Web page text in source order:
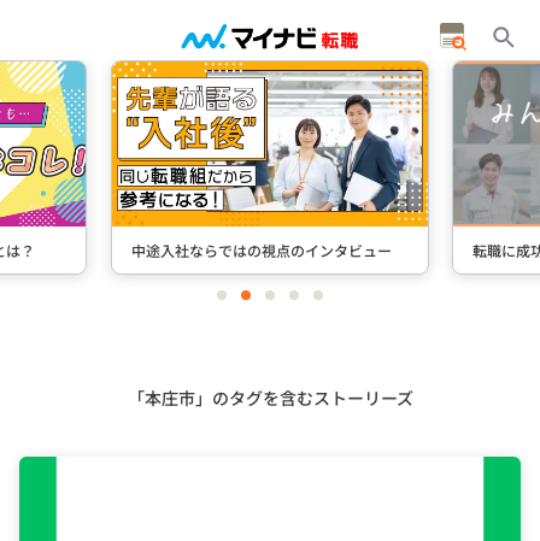
？ 中途入社ならではの視点のインタビュー 転職に成
itemitemitemitemitem
「本庄市」のタグを含むストーリーズ